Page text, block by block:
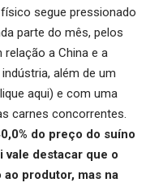
segue pressionado
parte do mês, pelos
a China e a
além de um
aqui) e com uma
carnes concorrentes.
do preço do suíno
vale destacar que o
produtor, mas na